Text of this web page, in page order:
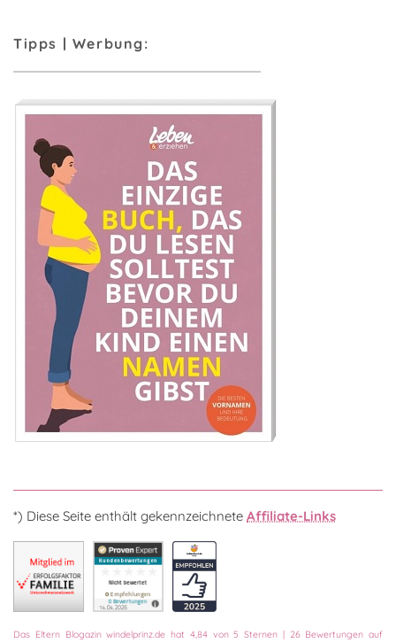
Tipps | Werbung:
*) Diese Seite enthält gekennzeichnete Affiliate-Links
Das Eltern Blogazin windelprinz.de hat 4,84von5 Sternen | 26Bewertungen auf